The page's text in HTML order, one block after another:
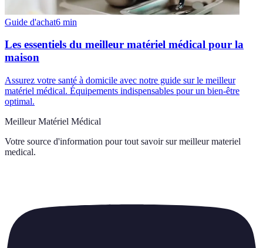
Guide d'achat6 min
Les essentiels du meilleur matériel médical pour la
maison
Assurez votre santé à domicile avec notre guide sur le meilleur
matériel médical. Équipements indispensables pour un bien-être
optimal.
Meilleur Matériel Médical
Votre source d'information pour tout savoir sur meilleur materiel
medical.